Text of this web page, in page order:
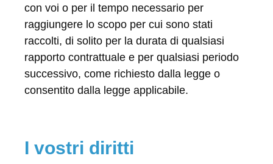
con voi o per il tempo necessario per
raggiungere lo scopo per cui sono stati
raccolti, di solito per la durata di qualsiasi
rapporto contrattuale e per qualsiasi periodo
successivo, come richiesto dalla legge o
consentito dalla legge applicabile.
I vostri diritti